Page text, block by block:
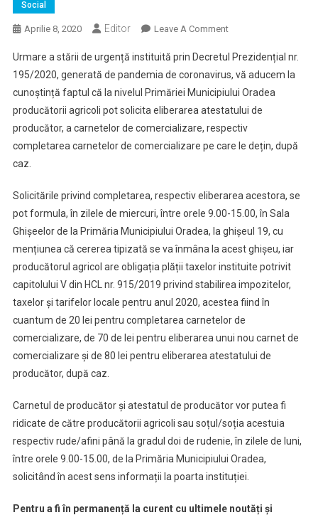
Social
Aprilie 8, 2020 Editor Leave A CommentOn
Atentia
Producatorilor
Agricoli
De
Pe
Raza
Urmare a stării de urgență instituită prin Decretul Prezidențial nr.
195/2020, generată de pandemia de coronavirus, vă aducem la
cunoștință faptul că la nivelul Primăriei Municipiului Oradea
producătorii agricoli pot solicita eliberarea atestatului de
producător, a carnetelor de comercializare, respectiv
completarea carnetelor de comercializare pe care le dețin, după
caz.
Solicitările privind completarea, respectiv eliberarea acestora, se
pot formula, în zilele de miercuri, între orele 9.00-15.00, în Sala
Ghişeelor de la Primăria Municipiului Oradea, la ghișeul 19, cu
mențiunea că cererea tipizată se va înmâna la acest ghișeu, iar
producătorul agricol are obligația plății taxelor instituite potrivit
capitolului V din HCL nr. 915/2019 privind stabilirea impozitelor,
taxelor și tarifelor locale pentru anul 2020, acestea fiind în
cuantum de 20 lei pentru completarea carnetelor de
comercializare, de 70 de lei pentru eliberarea unui nou carnet de
comercializare și de 80 lei pentru eliberarea atestatului de
producător, după caz.
Carnetul de producător și atestatul de producător vor putea fi
ridicate de către producătorii agricoli sau soțul/soția acestuia
respectiv rude/afini până la gradul doi de rudenie, în zilele de luni,
între orele 9.00-15.00, de la Primăria Municipiului Oradea,
solicitând în acest sens informații la poarta instituției.
Pentru a fi în permanență la curent cu ultimele noutăți și